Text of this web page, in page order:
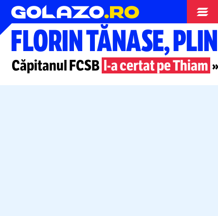
Superliga
FLORIN TĂNASE,
Căpitanul FCSB l-acertat pe Thiam